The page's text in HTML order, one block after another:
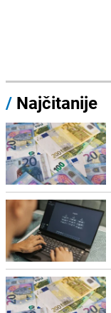
/ Najčitanije